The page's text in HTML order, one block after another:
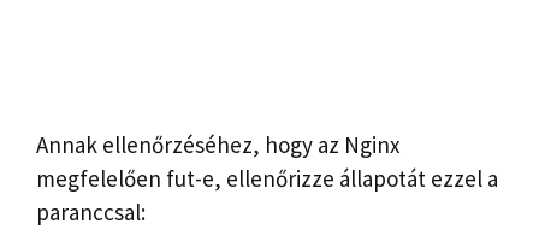
Annak ellenőrzéséhez, hogy az Nginx
megfelelően fut-e, ellenőrizze állapotát ezzel a
paranccsal: